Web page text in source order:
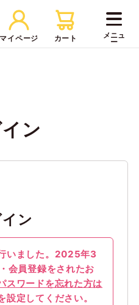
マイページ カート
ン
ン
いました。2025年3
会員登録をされたお
スワードを忘れた方は
設定してください。